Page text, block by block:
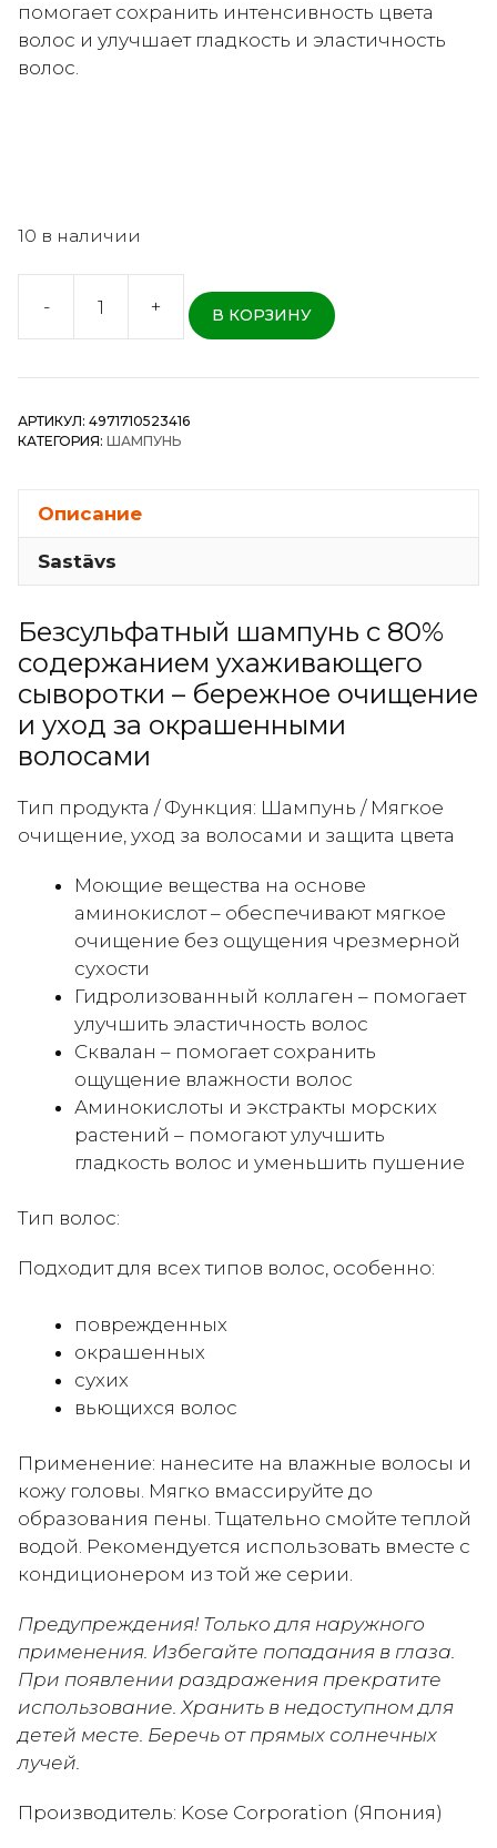
помогает сохранить интенсивность цвета
волос и улучшает гладкость и эластичность
волос.
10 в наличии
-
Количество
товара
Je
iP
&
Восстанавливающий
эссенция
для
окрашенных
волос
480мл
+ В КОРЗИНУ
АРТИКУЛ: 4971710523416
КАТЕГОРИЯ: ШАМПУНЬ
Описание
Sastāvs
Безсульфатный шампунь с 80%
содержанием ухаживающего
сыворотки – бережное очищение
и уход за окрашенными
волосами
Тип продукта / Функция: Шампунь / Мягкое
очищение, уход за волосами и защита цвета
Моющие вещества на основе
аминокислот – обеспечивают мягкое
очищение без ощущения чрезмерной
сухости
Гидролизованный коллаген – помогает
улучшить эластичность волос
Сквалан – помогает сохранить
ощущение влажности волос
Аминокислоты и экстракты морских
растений – помогают улучшить
гладкость волос и уменьшить пушение
Тип волос:
Подходит для всех типов волос, особенно:
поврежденных
окрашенных
сухих
вьющихся волос
Применение: нанесите на влажные волосы и
кожу головы. Мягко вмассируйте до
образования пены. Тщательно смойте теплой
водой. Рекомендуется использовать вместе с
кондиционером из той же серии.
Предупреждения! Только для наружного
применения. Избегайте попадания в глаза.
При появлении раздражения прекратите
использование. Хранить в недоступном для
детей месте. Беречь от прямых солнечных
лучей.
Производитель: Kose Corporation (Япония)